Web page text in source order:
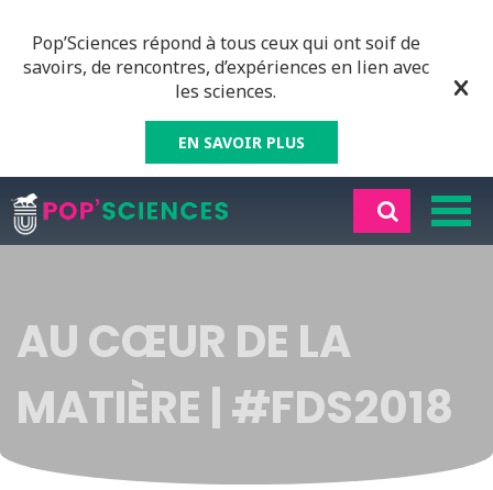
Pop’Sciences répond à tous ceux qui ont soif de
savoirs, de rencontres, d’expériences en lien avec
les sciences.
EN SAVOIR PLUS
AU CŒUR DE LA
MATIÈRE | #FDS2018